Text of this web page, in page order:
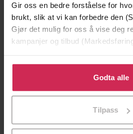
Gir oss en bedre forståelse for
brukt, slik at vi kan forbedre den
Gjør det mulig for oss å vise deg
kampanjer og tilbud
Klikk på «Godta alle» for å gi oss
bruke cookies for alle disse
tilpasse ditt samtykke til
Godta alle
Tilpass
Minnesota